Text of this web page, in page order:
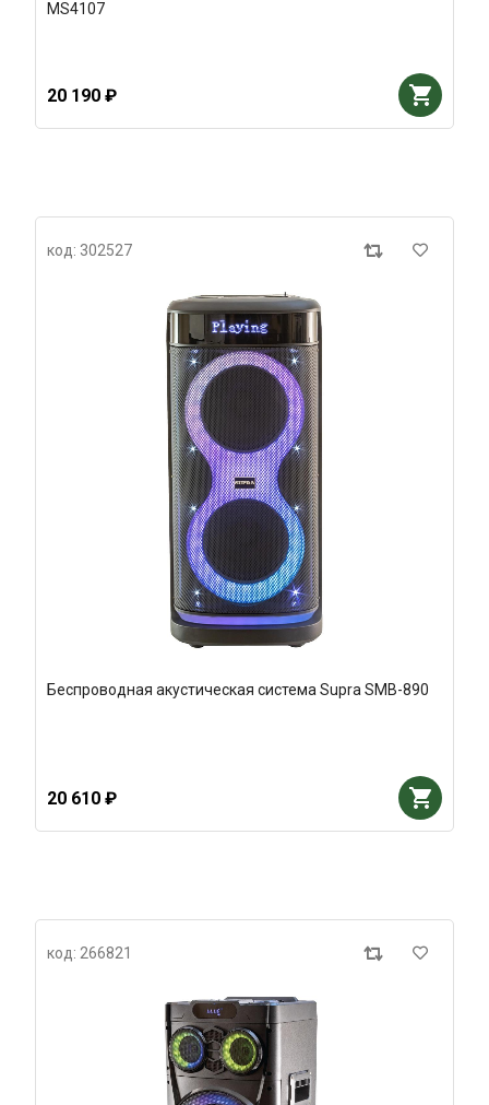
MS4107
20 190 ₽
код: 302527
Беспроводная акустическая система Supra SMB-890
20 610 ₽
код: 266821